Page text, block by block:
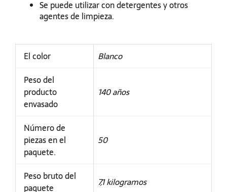
Se puede utilizar con detergentes y otros
agentes de limpieza.
El color
Blanco
Peso del
producto
envasado
140 años
Número de
piezas en el
paquete.
50
Peso bruto del
paquete
7,1 kilogramos